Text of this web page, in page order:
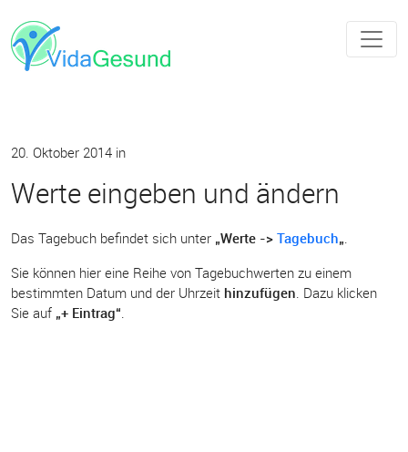
20. Oktober 2014 in
Werte eingeben und ändern
Das Tagebuch befindet sich unter „Werte -> Tagebuch„.
Sie können hier eine Reihe von Tagebuchwerten zu einem
bestimmten Datum und der Uhrzeit hinzufügen. Dazu klicken
Sie auf „+ Eintrag“.